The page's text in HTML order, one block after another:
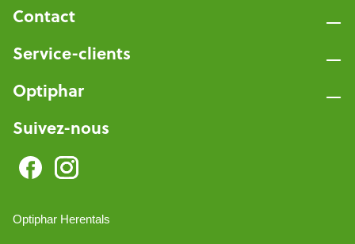
Contact
Service-clients
Optiphar
Suivez-nous
Optiphar Herentals